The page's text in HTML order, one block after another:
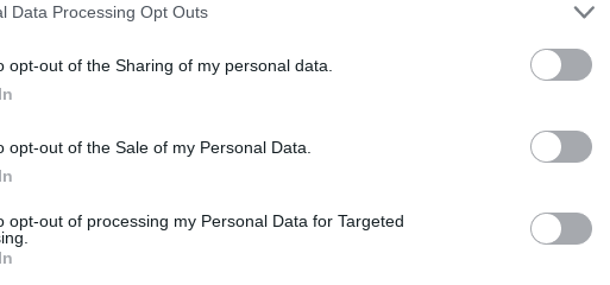
Data Processing Opt Outs
opt-out of the Sharing of my personal data.
opt-out of the Sale of my Personal Data.
opt-out of processing my Personal Data for Targeted
BUSCAR MÁS RESPUESTAS